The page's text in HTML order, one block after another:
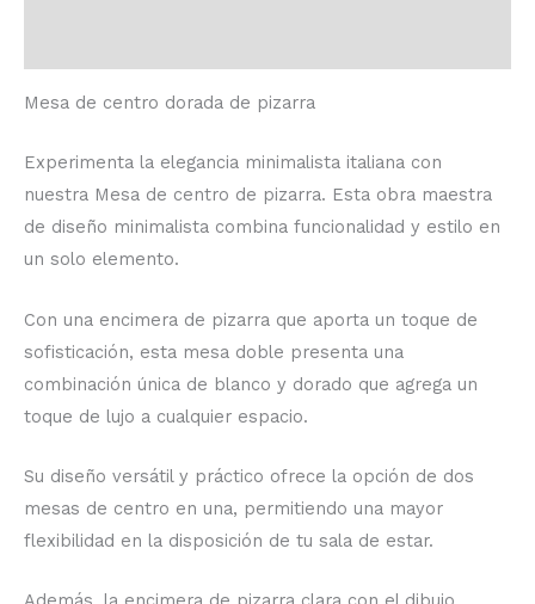
Mesa de centro dorada de pizarra
Experimenta la elegancia minimalista italiana con
nuestra Mesa de centro de pizarra. Esta obra maestra
de diseño minimalista combina funcionalidad y estilo en
un solo elemento.
Con una encimera de pizarra que aporta un toque de
sofisticación, esta mesa doble presenta una
combinación única de blanco y dorado que agrega un
toque de lujo a cualquier espacio.
Su diseño versátil y práctico ofrece la opción de dos
mesas de centro en una, permitiendo una mayor
flexibilidad en la disposición de tu sala de estar.